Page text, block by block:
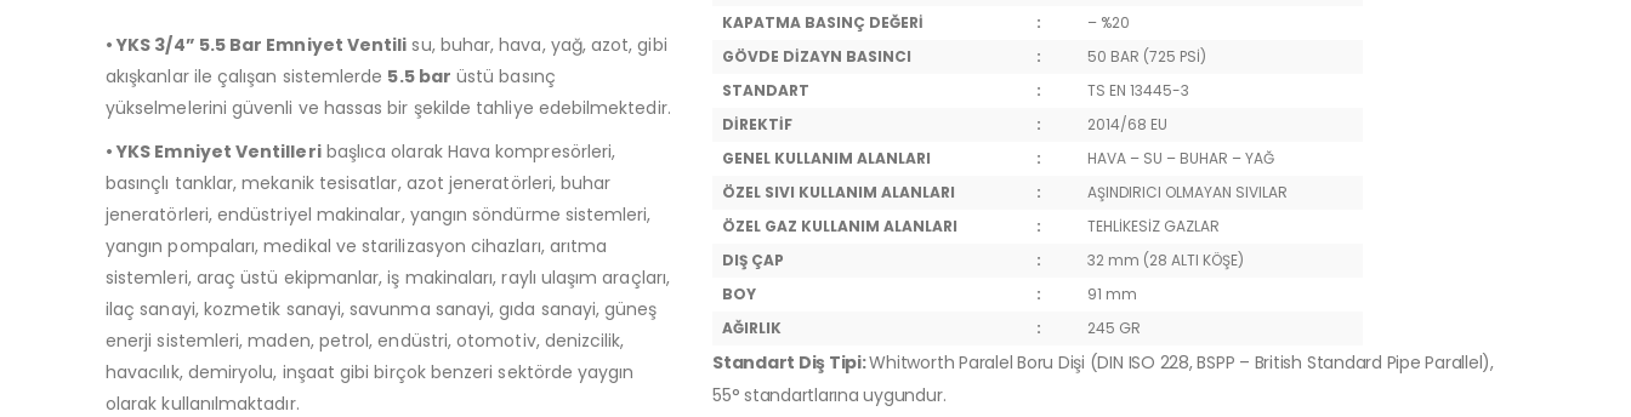
• YKS 3/4” 5.5 Bar Emniyet Ventili su, buhar, hava, yağ, azot, gibi
akışkanlar ile çalışan sistemlerde 5.5 bar üstü basınç
yükselmelerini güvenli ve hassas bir şekilde tahliye edebilmektedir.
• YKS Emniyet Ventilleribaşlıca olarak Hava kompresörleri,
basınçlı tanklar, mekanik tesisatlar, azot jeneratörleri, buhar
jeneratörleri, endüstriyel makinalar, yangın söndürme sistemleri,
yangın pompaları, medikal ve starilizasyon cihazları, arıtma
sistemleri, araç üstü ekipmanlar, iş makinaları, raylı ulaşım araçları,
ilaç sanayi, kozmetik sanayi, savunma sanayi, gıda sanayi, güneş
enerji sistemleri, maden, petrol, endüstri, otomotiv, denizcilik,
havacılık, demiryolu, inşaat gibi birçok benzeri sektörde yaygın
olarak kullanılmaktadır.
KAPATMA BASINÇ DEĞERİ
:
– %20
GÖVDE DİZAYN BASINCI
:
50 BAR (725 PSİ)
STANDART
:
TS EN 13445-3
DİREKTİF
:
2014/68 EU
GENEL KULLANIM ALANLARI
:
HAVA – SU – BUHAR – YAĞ
ÖZEL SIVI KULLANIM ALANLARI
:
AŞINDIRICI OLMAYAN SIVILAR
ÖZEL GAZ KULLANIM ALANLARI
:
TEHLİKESİZ GAZLAR
DIŞ ÇAP
:
32 mm (28 ALTI KÖŞE)
BOY
:
91 mm
AĞIRLIK
: 245 GR
Standart Diş Tipi:Whitworth Paralel Boru Dişi (DIN ISO 228, BSPP – British Standard Pipe Parallel),
55° standartlarına uygundur.